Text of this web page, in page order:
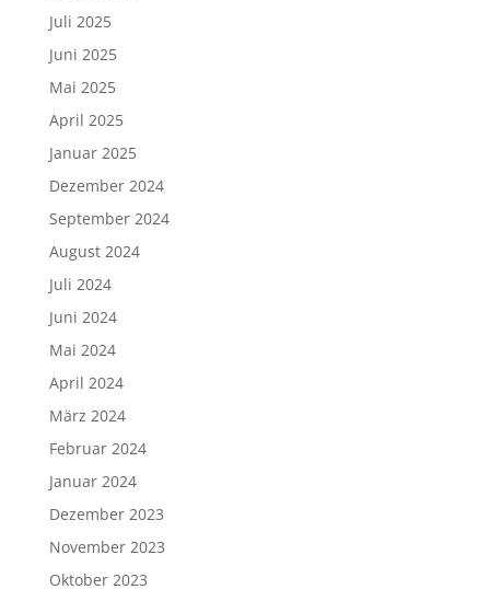
Juli 2025
Juni 2025
Mai 2025
April 2025
Januar 2025
Dezember 2024
September 2024
August 2024
Juli 2024
Juni 2024
Mai 2024
April 2024
März 2024
Februar 2024
Januar 2024
Dezember 2023
November 2023
Oktober 2023